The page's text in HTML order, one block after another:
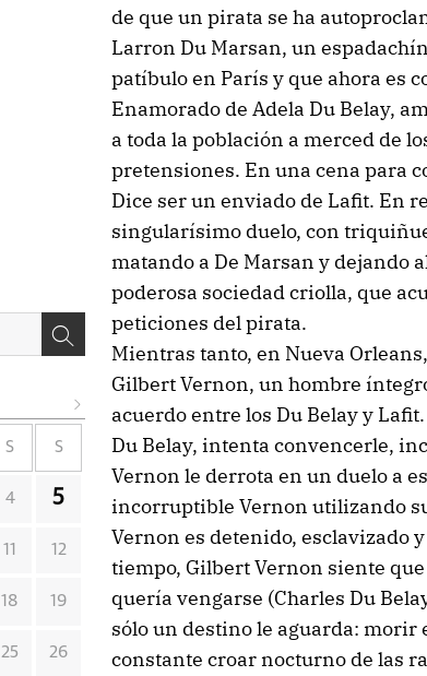
de que un pirata se ha
Larron Du Marsan, un
patíbulo en París y que ahora es
Enamorado de Adela Du Belay,
a toda la población a merced de
pretensiones. En una cena para
Dice ser un enviado de Lafit. En
singularísimo duelo, con
matando a De Marsan y dejando
poderosa sociedad criolla, que
peticiones del pirata.
Mientras tanto, en Nueva
Gilbert Vernon, un hombre
acuerdo entre los Du Belay y
Du Belay, intenta convencerle,
Vernon le derrota en un duelo a
incorruptible Vernon utilizando
Vernon es detenido, esclavizado
tiempo, Gilbert Vernon siente
quería vengarse (Charles Du
sólo un destino le aguarda: morir
constante croar nocturno de las
S S
4 5
11 12
18 19
25 26